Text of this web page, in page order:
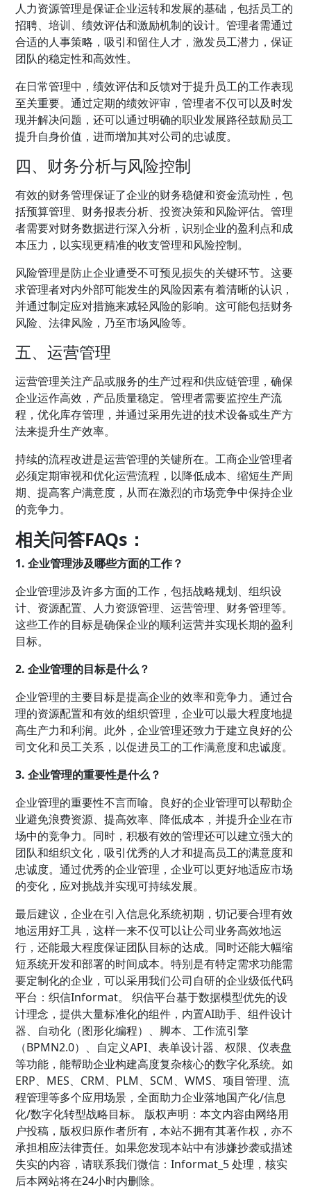
人力资源管理是保证企业运转和发展的基础，包括员工的
招聘、培训、绩效评估和激励机制的设计。管理者需通过
合适的人事策略，吸引和留住人才，激发员工潜力，保证
团队的稳定性和高效性。
在日常管理中，绩效评估和反馈对于提升员工的工作表现
至关重要。通过定期的绩效评审，管理者不仅可以及时发
现并解决问题，还可以通过明确的职业发展路径鼓励员工
提升自身价值，进而增加其对公司的忠诚度。
四、财务分析与风险控制
有效的财务管理保证了企业的财务稳健和资金流动性，包
括预算管理、财务报表分析、投资决策和风险评估。管理
者需要对财务数据进行深入分析，识别企业的盈利点和成
本压力，以实现更精准的收支管理和风险控制。
风险管理是防止企业遭受不可预见损失的关键环节。这要
求管理者对内外部可能发生的风险因素有着清晰的认识，
并通过制定应对措施来减轻风险的影响。这可能包括财务
风险、法律风险，乃至市场风险等。
五、运营管理
运营管理关注产品或服务的生产过程和供应链管理，确保
企业运作高效，产品质量稳定。管理者需要监控生产流
程，优化库存管理，并通过采用先进的技术设备或生产方
法来提升生产效率。
持续的流程改进是运营管理的关键所在。工商企业管理者
必须定期审视和优化运营流程，以降低成本、缩短生产周
期、提高客户满意度，从而在激烈的市场竞争中保持企业
的竞争力。
相关问答FAQs：
1. 企业管理涉及哪些方面的工作？
企业管理涉及许多方面的工作，包括战略规划、组织设
计、资源配置、人力资源管理、运营管理、财务管理等。
这些工作的目标是确保企业的顺利运营并实现长期的盈利
目标。
2. 企业管理的目标是什么？
企业管理的主要目标是提高企业的效率和竞争力。通过合
理的资源配置和有效的组织管理，企业可以最大程度地提
高生产力和利润。此外，企业管理还致力于建立良好的公
司文化和员工关系，以促进员工的工作满意度和忠诚度。
3. 企业管理的重要性是什么？
企业管理的重要性不言而喻。良好的企业管理可以帮助企
业避免浪费资源、提高效率、降低成本，并提升企业在市
场中的竞争力。同时，积极有效的管理还可以建立强大的
团队和组织文化，吸引优秀的人才和提高员工的满意度和
忠诚度。通过优秀的企业管理，企业可以更好地适应市场
的变化，应对挑战并实现可持续发展。
最后建议，企业在引入信息化系统初期，切记要合理有效
地运用好工具，这样一来不仅可以让公司业务高效地运
行，还能最大程度保证团队目标的达成。同时还能大幅缩
短系统开发和部署的时间成本。特别是有特定需求功能需
要定制化的企业，可以采用我们公司自研的企业级低代码
平台：织信Informat。 织信平台基于数据模型优先的设
计理念，提供大量标准化的组件，内置AI助手、组件设计
器、自动化（图形化编程）、脚本、工作流引擎
（BPMN2.0）、自定义API、表单设计器、权限、仪表盘
等功能，能帮助企业构建高度复杂核心的数字化系统。如
ERP、MES、CRM、PLM、SCM、WMS、项目管理、流
程管理等多个应用场景，全面助力企业落地国产化/信息
化/数字化转型战略目标。 版权声明：本文内容由网络用
户投稿，版权归原作者所有，本站不拥有其著作权，亦不
承担相应法律责任。如果您发现本站中有涉嫌抄袭或描述
失实的内容，请联系我们微信：Informat_5 处理，核实
后本网站将在24小时内删除。